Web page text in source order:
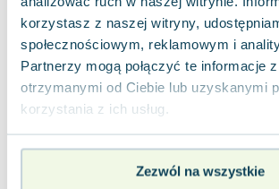
korzystasz z naszej witryny,
społecznościowym, reklamowym i
Partnerzy mogą połączyć te informacje
otrzymanymi od Ciebie lub uzyskanymi
korzystania z ich usług.
Zezwól na wszystkie
Opinie
użytkowników